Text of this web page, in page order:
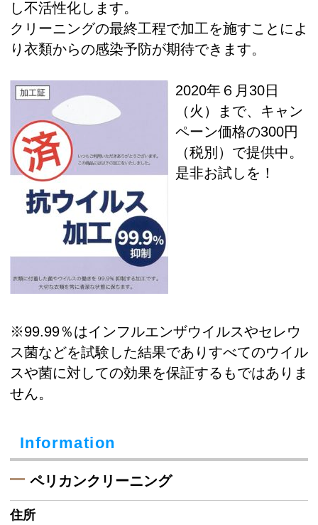
し不活性化します。
クリーニングの最終工程で加工を施すことによ
り衣類からの感染予防が期待できます。
2020年６月30日
（火）まで、キャン
ペーン価格の300円
（税別）で提供中。
是非お試しを！
※99.99％はインフルエンザウイルスやセレウ
ス菌などを試験した結果でありすべてのウイル
スや菌に対しての効果を保証するもではありま
せん。
Information
ペリカンクリーニング
住所